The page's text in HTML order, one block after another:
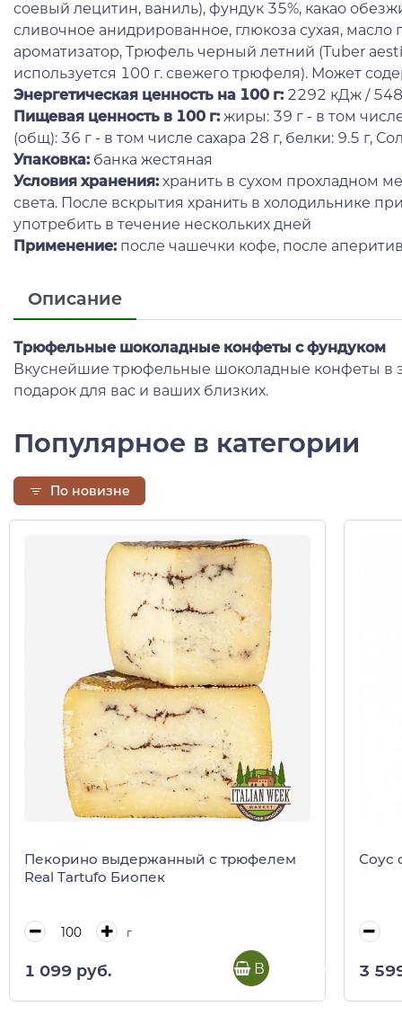
соевый лецитин, ваниль), фундук 35%, какао
сливочное анидрированное, глюкоза сухая, масло
ароматизатор, Трюфель черный летний (Tuber
используется 100 г. свежего трюфеля). Может
Энергетическая ценность на 100 г: 2292 кДж / 548
Пищевая ценность в 100 г: жиры: 39 г - в том
(общ): 36 г - в том числе сахара 28 г, белки: 9.5 г,
Упаковка: банка жестяная
Условия хранения: хранить в сухом прохладном
света. После вскрытия хранить в холодильнике
употребить в течение нескольких дней
Применение: после чашечки кофе, после
Описание
Трюфельные шоколадные конфеты с фундуком
Вкуснейшие трюфельные шоколадные конфеты в
подарок для вас и ваших близких.
Популярное в категории
По новизне
Пекорино выдержанный с трюфелем
Real Tartufo Биопек
г
1 099 руб. В корзину
Соус
3